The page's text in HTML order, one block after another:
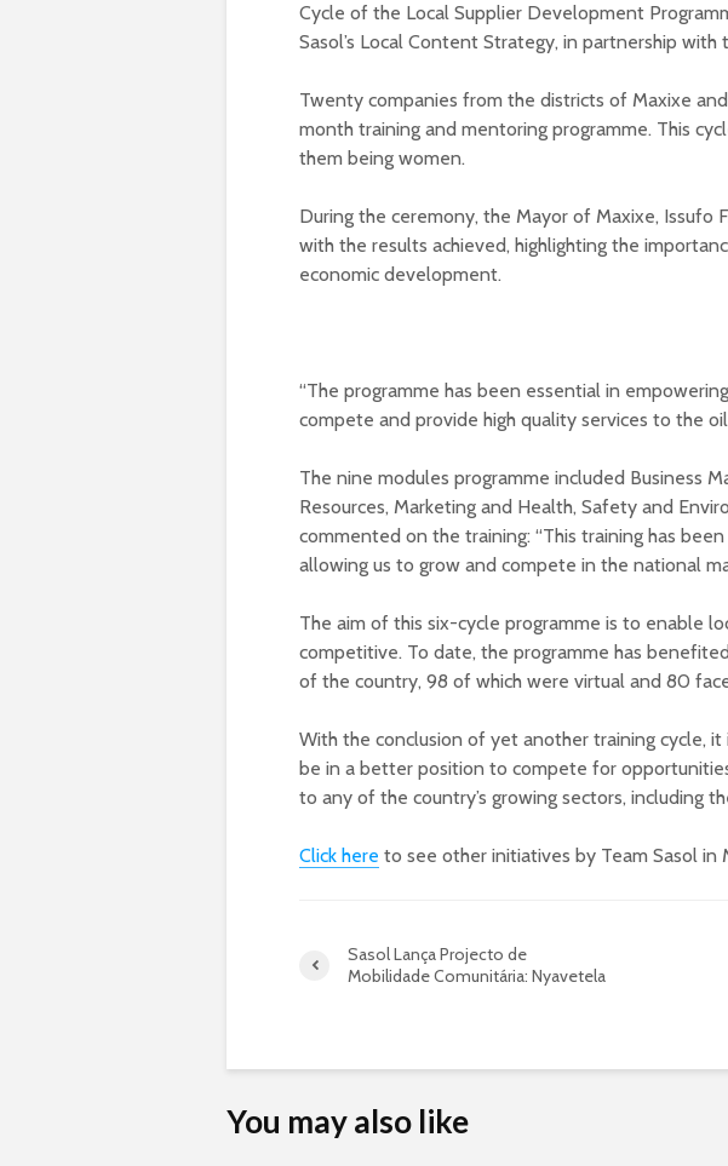
Cycle of the Local Supplier Development
Sasol’s Local Content Strategy, in partnership
Twenty companies from the districts of Maxixe
month training and mentoring programme. This
them being women.
During the ceremony, the Mayor of Maxixe, Issufo
with the results achieved, highlighting the
economic development.
“The programme has been essential in
compete and provide high quality services to the oil
The nine modules programme included Business
Resources, Marketing and Health, Safety and
commented on the training: “This training has
allowing us to grow and compete in the national
The aim of this six-cycle programme is to enable
competitive. To date, the programme has
of the country, 98 of which were virtual and 80
With the conclusion of yet another training cycle,
be in a better position to compete for
to any of the country’s growing sectors, including
Click here to see other initiatives by Team Sasol in
Sasol Lança Projecto de
Mobilidade Comunitária: Nyavetela
You may also like